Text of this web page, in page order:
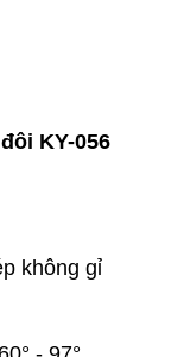
KY-056
không gỉ